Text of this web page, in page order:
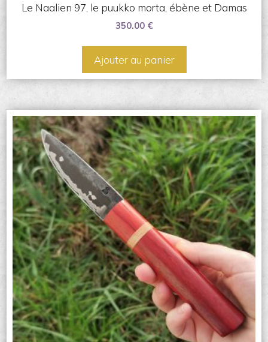
Le Naalien 97, le puukko morta, ébène et Damas
350.00 €
Ajouter au panier